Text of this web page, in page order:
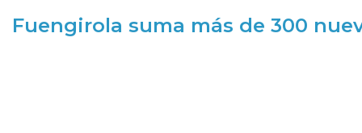
Fuengirola suma más de 300